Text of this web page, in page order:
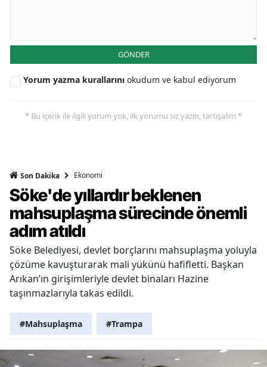
GÖNDER
Yorum yazma kurallarını okudum ve kabul ediyorum
* Bu içerik ile ilgili yorum yok, ilk yorumu siz yazın, tartışalım *
Son Dakika Ekonomi
Söke'de yıllardır beklenen
mahsuplaşma sürecinde önemli
adım atıldı
Söke Belediyesi, devlet borçlarını mahsuplaşma yoluyla
çözüme kavuşturarak mali yükünü hafifletti. Başkan
Arıkan’ın girişimleriyle devlet binaları Hazine
taşınmazlarıyla takas edildi.
#Mahsuplaşma #Trampa